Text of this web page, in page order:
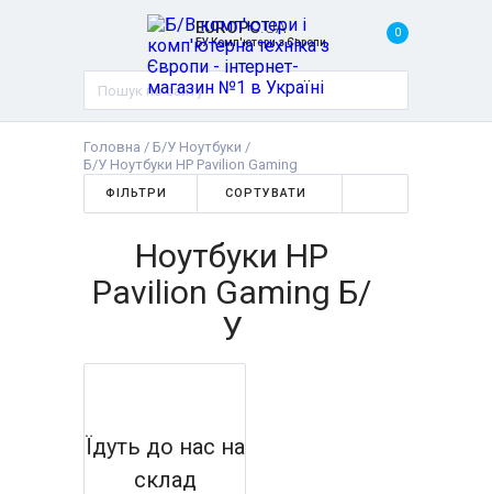
EUROPC.UA
БУ Комп'ютери з Європи
0
Головна / Б/У Ноутбуки /
Б/У Ноутбуки HP Pavilion Gaming
ФІЛЬТРИ СОРТУВАТИ
Ноутбуки HP
Pavilion Gaming Б/
У
Їдуть до нас на
склад